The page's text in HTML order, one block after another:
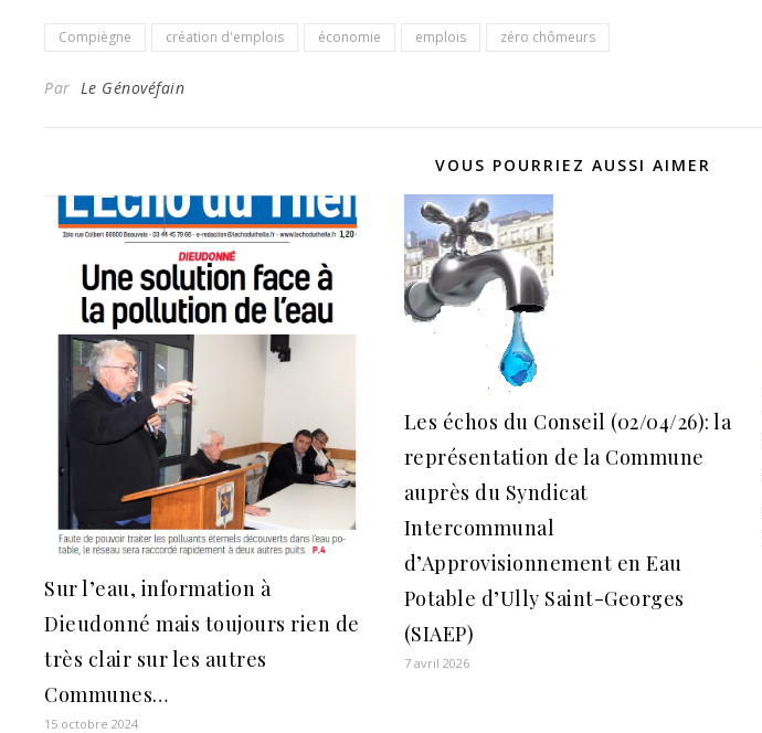
Compiègne création d'emplois économie emplois zéro chômeurs
Par Le Génovéfain
VOUS POURRIEZ AUSSI AIMER
Sur l’eau, information à
Dieudonné mais toujours rien de
très clair sur les autres
Communes…
15 octobre 2024
Les échos du Conseil (02/04/26): la
représentation de la Commune
auprès du Syndicat
Intercommunal
d’Approvisionnement en Eau
Potable d’Ully Saint-Georges
(SIAEP)
7 avril 2026